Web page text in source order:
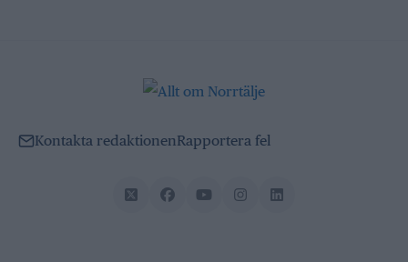
Kontakta redaktionenRapportera fel